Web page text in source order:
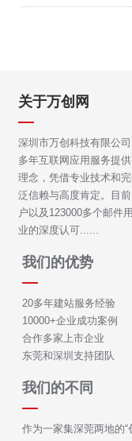
关于万创网
深圳市万创科技有限公
多年互联网应用服务提
理念，凭借专业技术和
泛信赖与高度肯定。目
户以及123000多个邮件
业的深度认可......
我们的优势
20多年建站服务经验
10000+企业成功案例
合作多家上市企业
东莞和深圳支持团队
我们的不同
作为一家集深莞两地的